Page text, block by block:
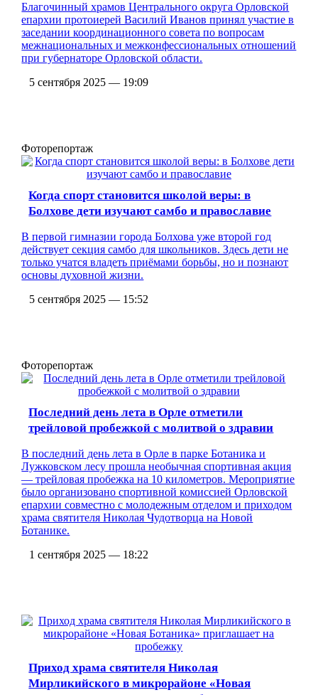
Благочинный храмов Центрального округа Орловской
епархии протоиерей Василий Иванов принял участие в
заседании координационного совета по вопросам
межнациональных и межконфессиональных отношений
при губернаторе Орловской области.
5 сентября 2025 — 19:09
Фоторепортаж
Когда спорт становится школой веры: в
Болхове дети изучают самбо и православие
В первой гимназии города Болхова уже второй год
действует секция самбо для школьников. Здесь дети не
только учатся владеть приёмами борьбы, но и познают
основы духовной жизни.
5 сентября 2025 — 15:52
Фоторепортаж
Последний день лета в Орле отметили
трейловой пробежкой с молитвой о здравии
В последний день лета в Орле в парке Ботаника и
Лужковском лесу прошла необычная спортивная акция
— трейловая пробежка на 10 километров. Мероприятие
было организовано спортивной комиссией Орловской
епархии совместно с молодежным отделом и приходом
храма святителя Николая Чудотворца на Новой
Ботанике.
1 сентября 2025 — 18:22
Приход храма святителя Николая
Мирликийского в микрорайоне «Новая